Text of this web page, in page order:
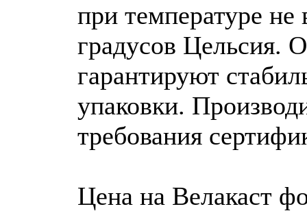
при температуре
градусов Цельсия.
гарантируют
упаковки.
требования
Цена на Велакаст